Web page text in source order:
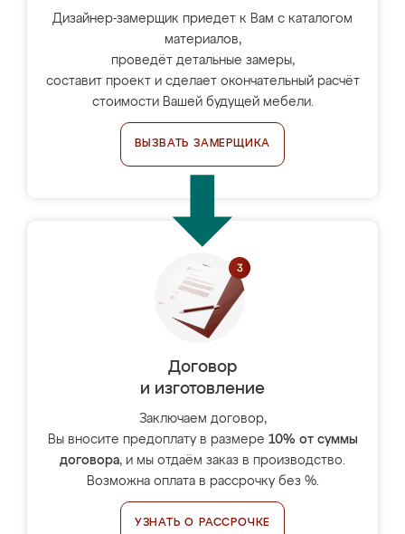
Дизайнер-замерщик приедет к Вам с каталогом
материалов,
проведёт детальные замеры,
составит проект и сделает окончательный расчёт
стоимости Вашей будущей мебели.
ВЫЗВАТЬ ЗАМЕРЩИКА
Договор
и изготовление
Заключаем договор,
Вы вносите предоплату в размере 10% от суммы
договора, и мы отдаём заказ в производство.
Возможна оплата в рассрочку без %.
УЗНАТЬ О РАССРОЧКЕ